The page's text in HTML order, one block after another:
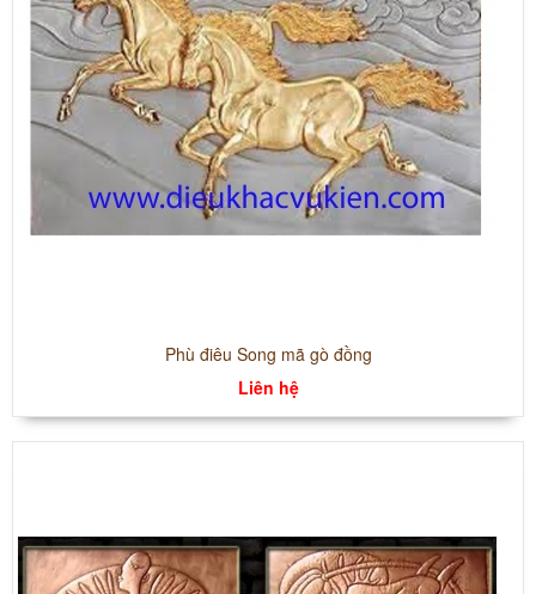
Phù điêu Song mã gò đồng
Liên hệ